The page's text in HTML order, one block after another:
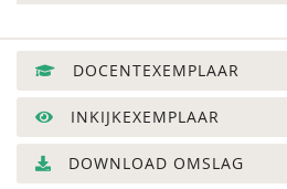
DOCENTEXEMPLAAR
INKIJKEXEMPLAAR
DOWNLOAD OMSLAG